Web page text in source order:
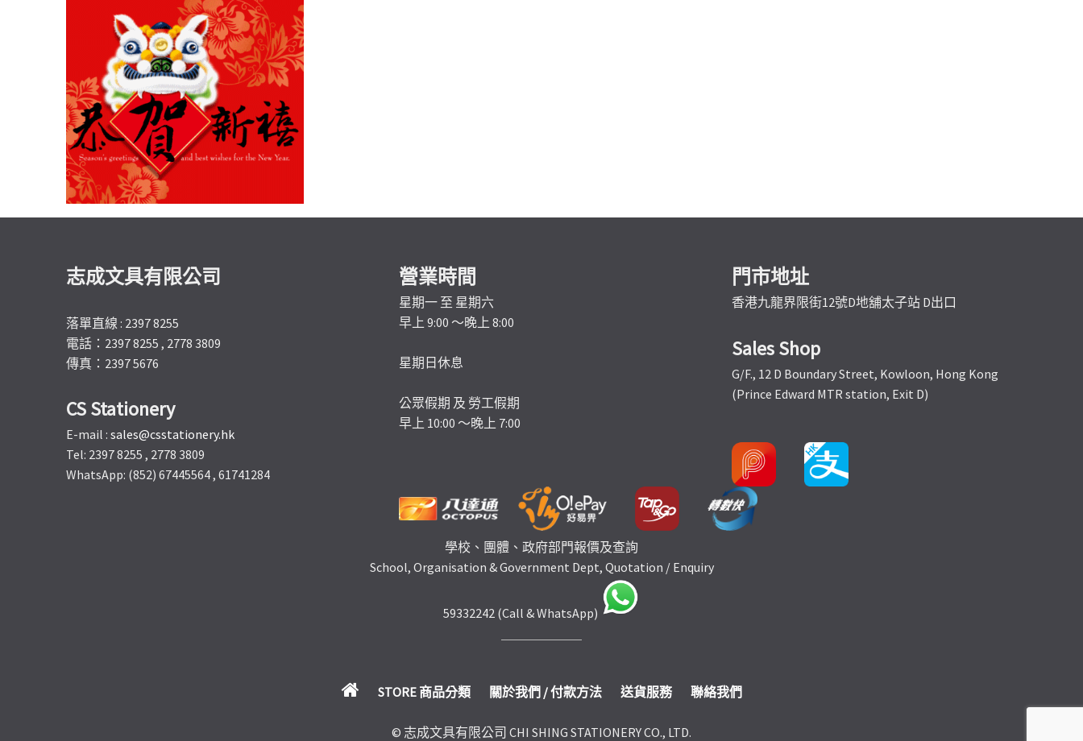
志成文具有限公司
落單直線 : 2397 8255
電話：2397 8255 , 2778 3809
傳真：2397 5676
CS Stationery
E-mail : sales@csstationery.hk
Tel: 2397 8255 , 2778 3809
WhatsApp: (852) 67445564 , 61741284
營業時間
星期一 至 星期六
早上 9:00 ～晚上 8:00
星期日休息
公眾假期 及 勞工假期
早上 10:00 ～晚上 7:00
門市地址
香港九龍界限街12號D地舖太子站 D出口
Sales Shop
G/F., 12 D Boundary Street, Kowloon, Hong Kong
(Prince Edward MTR station, Exit D)
學校、團體、政府部門報價及查詢
School, Organisation & Government Dept, Quotation / Enquiry
59332242 (Call & WhatsApp)
STORE 商品分類 關於我們 / 付款方法 送貨服務 聯絡我們
© 志成文具有限公司 CHI SHING STATIONERY CO., LTD.